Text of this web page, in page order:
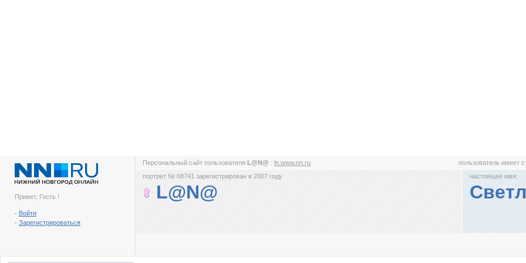
Привет, Гость !
- Войти
- Зарегистрироваться
Персональный сайт пользователя L@N@ : ln.www.nn.ru пользователь имеет
портрет № 68741 зарегистрирован в 2007 году
L@N@
настоящее имя: